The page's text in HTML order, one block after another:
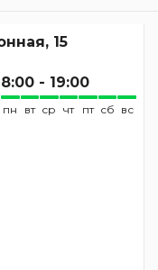
15
8:00 - 19:00
пн вт ср чт пт сб вс